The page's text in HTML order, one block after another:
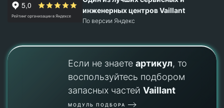
инженерных центров Vaillant
По версии Яндекс
Если не знаете артикул, то
воспользуйтесь подбором
запасных частей Vaillant
МОДУЛЬ ПОДБОРА